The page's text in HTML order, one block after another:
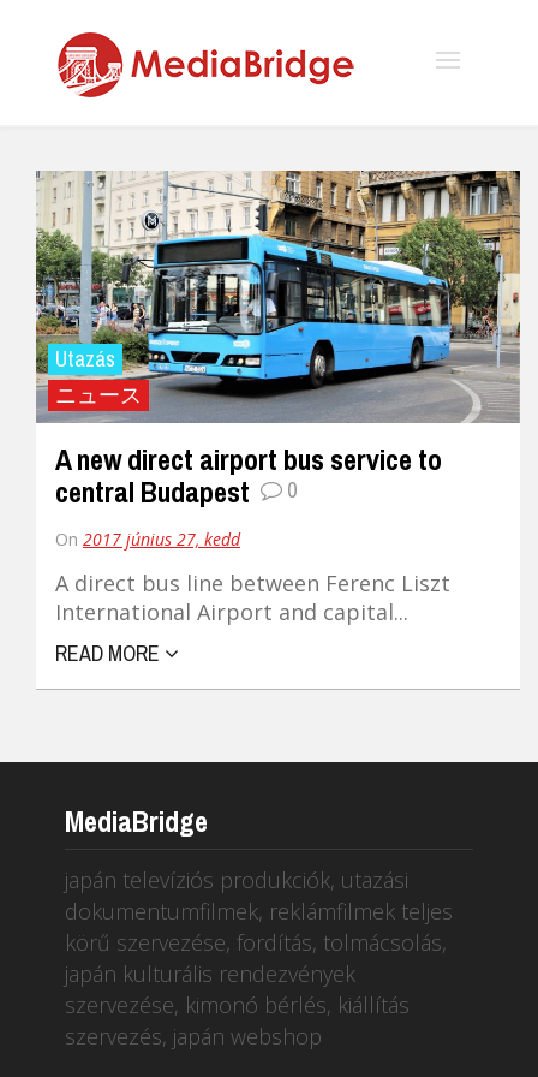
Utazás
ニュース
A new direct airport bus service to
central Budapest
0
On 2017 június 27, kedd
A direct bus line between Ferenc Liszt
International Airport and capital...
READ MORE
MediaBridge
japán televíziós produkciók, utazási
dokumentumfilmek, reklámfilmek teljes
körű szervezése, fordítás, tolmácsolás,
japán kulturális rendezvények
szervezése, kimonó bérlés, kiállítás
szervezés, japán webshop